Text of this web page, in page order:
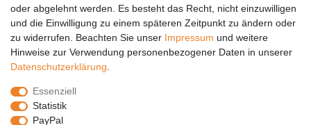
GLS
PaketPLUS
SPONSORING
Malchower SV 90
Malchower Wölfe
oder abgelehnt werden. Es besteht das Recht, nicht einzuwilligen
und die Einwilligung zu einem späteren Zeitpunkt zu ändern oder
zu widerrufen. Beachten Sie unser Impressum und weitere
Hinweise zur Verwendung personenbezogener Daten in unserer
Daten­schutz­erklärung
Essenziell
Statistik
PayPal